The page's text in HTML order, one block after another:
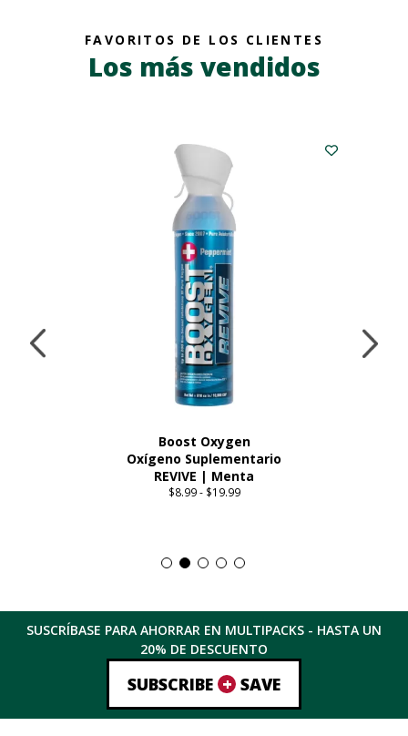
FAVORITOS DE LOS CLIENTES
Los más vendidos
Boost Oxygen
Oxígeno Suplementario
REVIVE | Menta
$8.99- $19.99Price
$19.99
tiene
múltiples
Las
opciones
se
elegir
en
SUSCRÍBASE PARA AHORRAR EN MULTIPACKS - HASTA UN
20% DE DESCUENTO
SUBSCRIBE + SAVE